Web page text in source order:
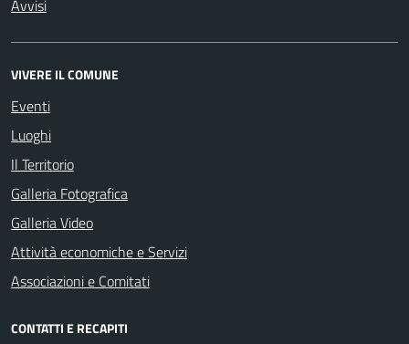
Avvisi
VIVERE IL COMUNE
Eventi
Luoghi
Il Territorio
Galleria Fotografica
Galleria Video
Attività economiche e Servizi
Associazioni e Comitati
CONTATTI E RECAPITI